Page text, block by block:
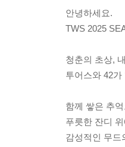
안녕하세요.
TWS 2025
청춘의 초상,
투어스와 42
함께 쌓은 추
푸릇한 잔디
감성적인 무드